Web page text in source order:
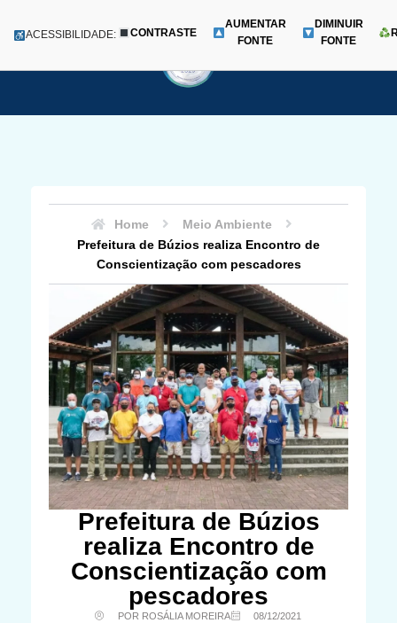
para
Menu
ACESSIBILIDADE: CONTRASTE
AUMENTAR
FONTE
DIMINUIR
FONTE
Home
Meio Ambiente
Prefeitura de Búzios realiza Encontro de
Conscientização com pescadores
Prefeitura de Búzios
realiza Encontro de
Conscientização com
pescadores
POR ROSÁLIA MOREIRA
08/12/2021